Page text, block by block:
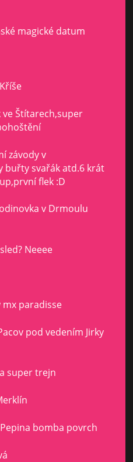
magické datum
ve Štítarech,super
závody v
buřty svařák atd.6 krát
flek :D
v Drmoulu
Neeee
mx paradisse
pod vedením Jirky
super trejn
bomba povrch